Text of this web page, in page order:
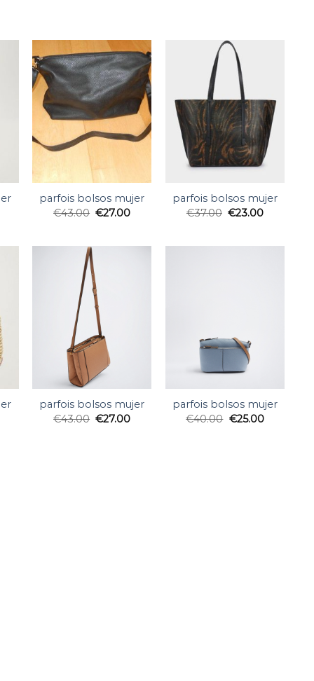
parfois bolsos mujer
€43.00 €27.00
parfois bolsos mujer
€37.00 €23.00
parfois bolsos mujer
€43.00 €27.00
parfois bolsos mujer
€40.00 €25.00